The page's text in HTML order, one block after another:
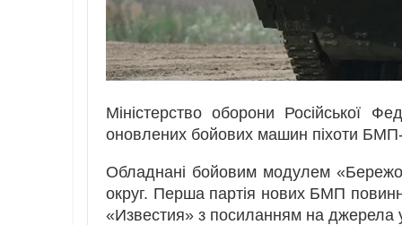
Міністерство оборони Російської
оновлених бойових машин піхоти
Обладнані бойовим модулем
округ. Перша партія нових БМП
«Известия» з посиланням на джерела у